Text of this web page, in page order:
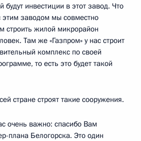
инвестиции в этот завод. Что
заводом мы совместно
строить жилой микрорайон
Там же «Газпром» у нас строит
комплекс по своей
то есть это будет такой
стране строят такие сооружения.
очень важно: спасибо Вам
плана Белогорска. Это один